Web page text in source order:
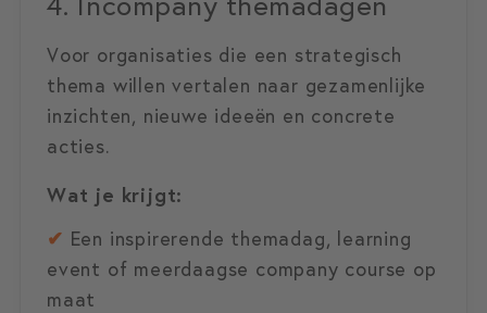
Voor organisaties die een strategisch
thema willen vertalen naar gezamenlijke
inzichten, nieuwe ideeën en concrete
acties.
Wat je krijgt:
✔ Een inspirerende themadag, learning
event of meerdaagse company course op
maat